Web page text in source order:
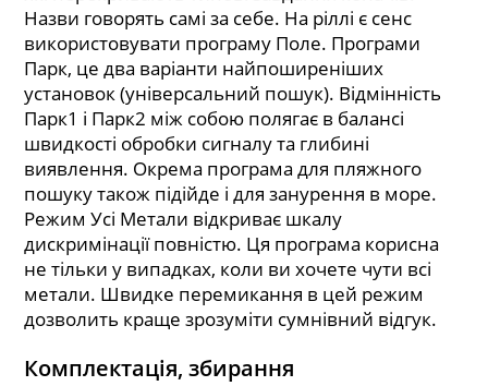
Назви говорять самі за себе. На ріллі є сенс
використовувати програму Поле. Програми
Парк, це два варіанти найпоширеніших
установок (універсальний пошук). Відмінність
Парк1 і Парк2 між собою полягає в балансі
швидкості обробки сигналу та глибині
виявлення. Окрема програма для пляжного
пошуку також підійде і для занурення в море.
Режим Усі Метали відкриває шкалу
дискримінації повністю. Ця програма корисна
не тільки у випадках, коли ви хочете чути всі
метали. Швидке перемикання в цей режим
дозволить краще зрозуміти сумнівний відгук.
Комплектація, збирання